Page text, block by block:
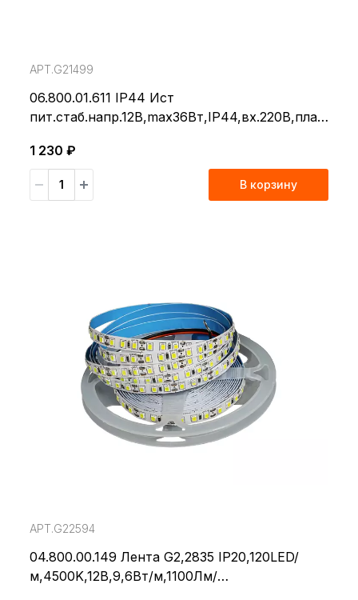
АРТ.G21499
06.800.01.611 IP44 Ист
пит.стаб.напр.12В,max36Вт,IP44,вх.220В,плас
1 230 ₽
В корзину
АРТ.G22594
04.800.00.149 Лента G2,2835 IP20,120LED/
м,4500K,12В,9,6Вт/м,1100Лм/